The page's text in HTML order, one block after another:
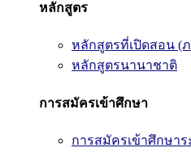
หลักสูตร
หลักสูตรที่เปิดสอน (
หลักสูตรนานาชาติ
การสมัครเข้าศึกษา
การสมัครเข้าศึกษ